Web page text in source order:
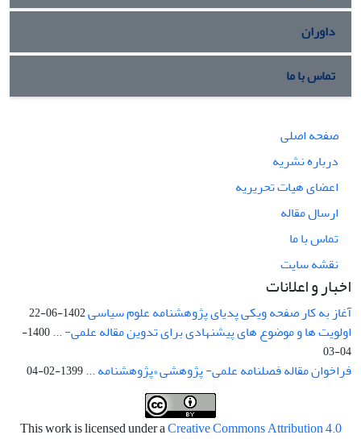
داوران
تماس با ما
صفحه اصلی
درباره نشریه
اعضای هیات تحریریه
ارسال مقاله
تماس با ما
نقشه سایت
اخبار و اعلانات
آغاز به کار صفحه ویکی پدیای پژوهشنامه علوم سیاسی1402-06-22
اولویت ها و موضوع های پیشنهادی برای تدوین مقاله علمی- ...
1400-
04-03
فراخوان مقاله فصلنامه علمی- پژوهشی «پژوهشنامه ...1399-02-04
This work is licensed under aCreative Commons Attribution 4.0